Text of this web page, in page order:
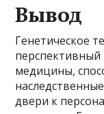
Вывод
Генетическое
медицины,
двери к